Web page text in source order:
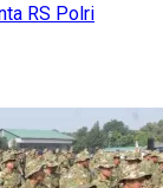
RS Polri